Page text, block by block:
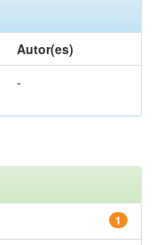
Autor(es)
-
1